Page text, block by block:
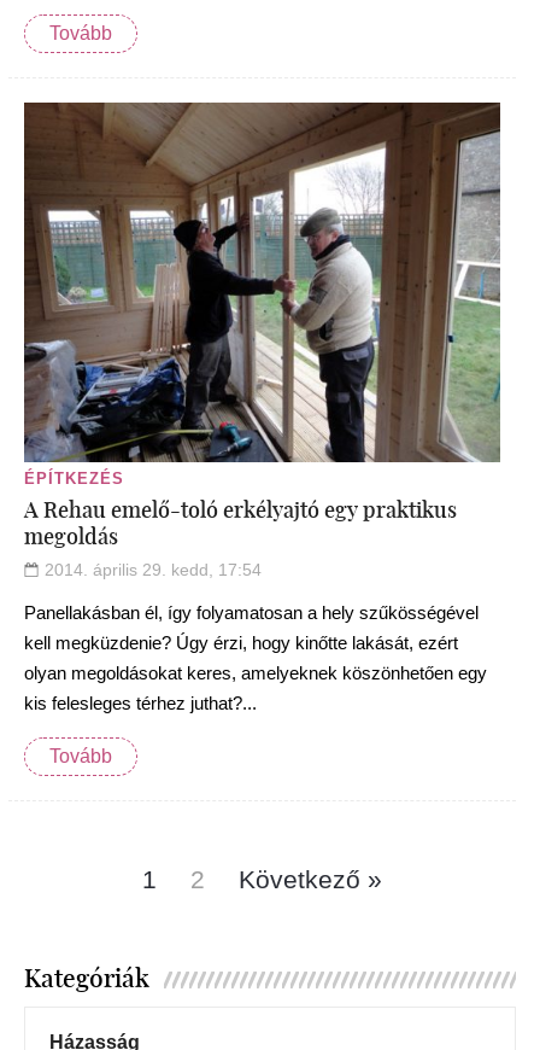
Tovább
ÉPÍTKEZÉS
A Rehau emelő-toló erkélyajtó egy praktikus
megoldás
2014. április 29. kedd, 17:54
Panellakásban él, így folyamatosan a hely szűkösségével
kell megküzdenie? Úgy érzi, hogy kinőtte lakását, ezért
olyan megoldásokat keres, amelyeknek köszönhetően egy
kis felesleges térhez juthat?...
Tovább
1 2 Következő »
Kategóriák
Házasság